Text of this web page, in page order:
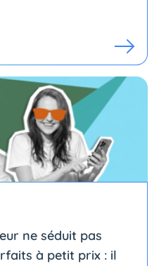
ne séduit pas
à petit prix : il